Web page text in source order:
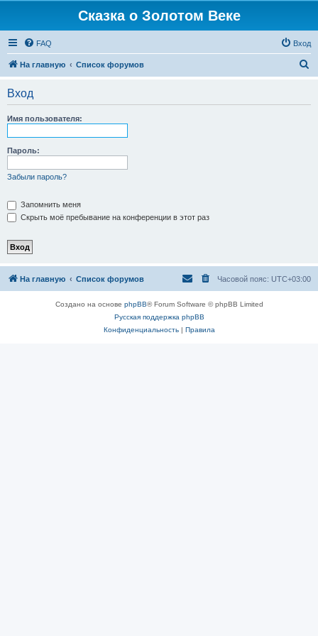
Сказка о Золотом Веке
FAQ Вход
На главную Список форумов
Вход
Имя пользователя:
Пароль:
Забыли пароль?
Запомнить меня
Скрыть моё пребывание на конференции в этот раз
На главную Список форумов Часовой пояс: UTC+03:00
Создано на основе phpBB® Forum Software © phpBB Limited
Русская поддержка phpBB
Конфиденциальность| Правила